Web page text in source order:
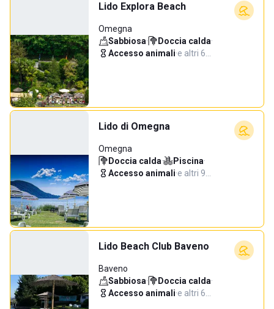
Lido Explora Beach
Omegna
Sabbiosa· Doccia calda·
Accesso animali·e altri 6…
Lido di Omegna
Omegna
Doccia calda· Piscina·
Accesso animali·e altri 9…
Lido Beach Club Baveno
Baveno
Sabbiosa· Doccia calda·
Accesso animali·e altri 6…